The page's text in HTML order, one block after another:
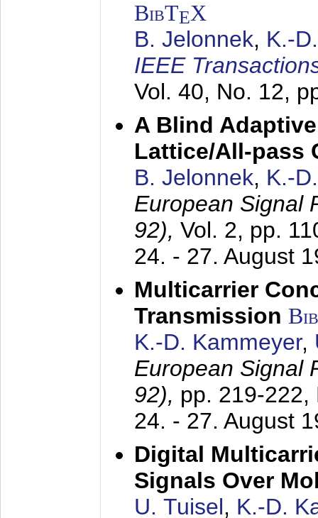
BibTEX
B. Jelonnek, K.-
IEEE
Vol. 40, No. 12,
A Blind
Lattice/All-pass
B. Jelonnek, K.-
European Signal
92), Vol. 2, pp.
24. - 27. August
Multicarrier
Transmission
K.-D. Kammeyer,
European Signal
92), pp. 219-222,
24. - 27. August
Digital
Signals Over
U. Tuisel, K.-D.